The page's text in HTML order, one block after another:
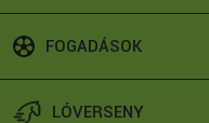
FOGADÁSOK
LÓVERSENY